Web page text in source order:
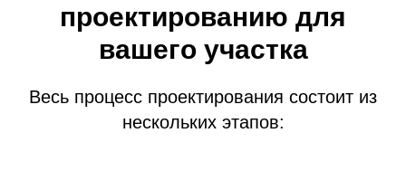
проектированию для
вашего участка
Весь процесс проектирования состоит из
нескольких этапов: